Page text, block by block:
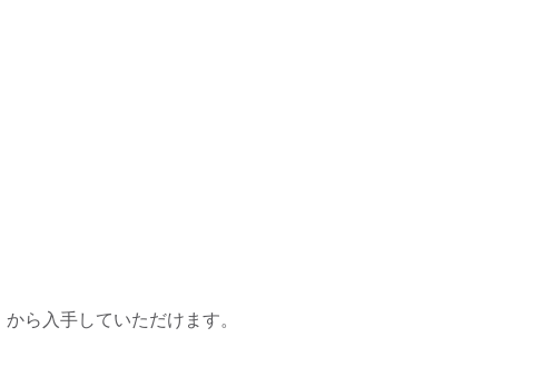
から入手していただけます。